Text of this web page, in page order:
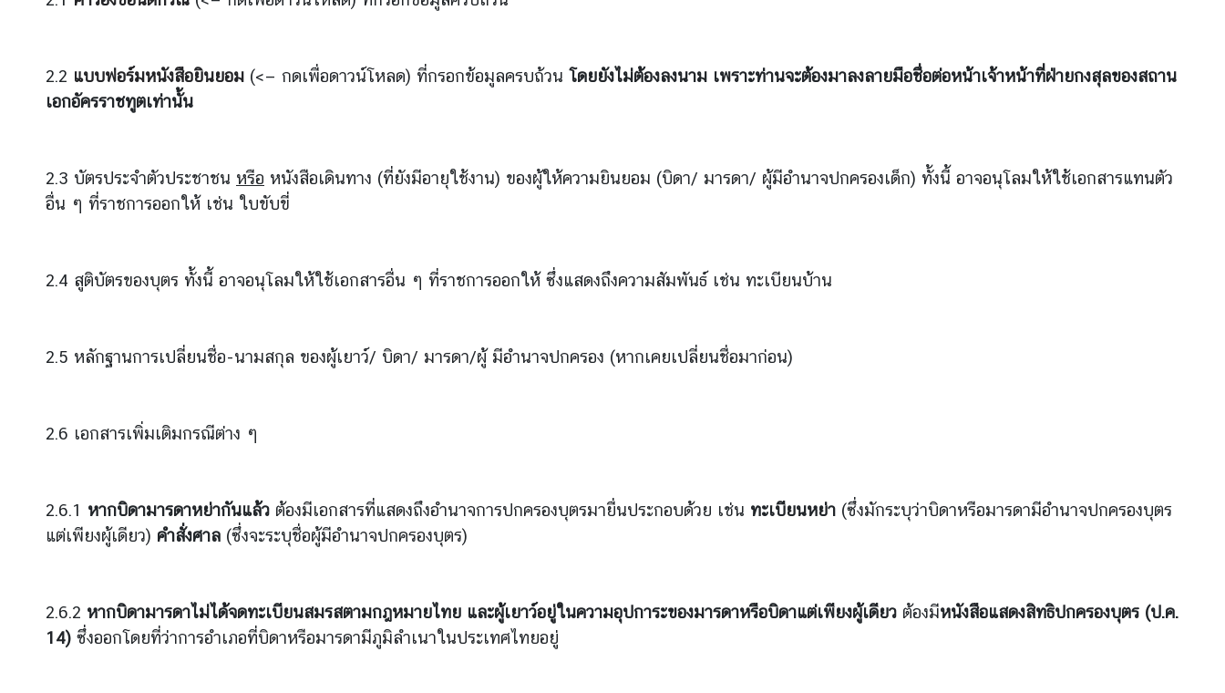
กิ
จ
ร
ม
สำ
แ
วั
น
ด
ช
ก
า
ล
ง
ท
2.2 แบบฟอร์มหนังสือยินยอม (<— กดเพื่อดาวน์โหลด) ที่กรอกข้อมูลครบถ้วน โดยยังไม่ต้องลงนาม เพราะท่านจะต้องมาลงลายมือชื่อต่อหน้าเจ้าหน้าที่ฝ่ายกงสุลของสถาน
เอกอัครราชทูตเท่านั้น
2.3 บัตรประจำตัวประชาชน หรือ หนังสือเดินทาง (ที่ยังมีอายุใช้งาน) ของผู้ให้ความยินยอม (บิดา/ มารดา/ ผู้มีอำนาจปกครองเด็ก) ทั้งนี้ อาจอนุโลมให้ใช้เอกสารแทนตัว
อื่น ๆ ที่ราชการออกให้ เช่น ใบขับขี่
2.4 สูติบัตรของบุตร ทั้งนี้ อาจอนุโลมให้ใช้เอกสารอื่น ๆ ที่ราชการออกให้ ซึ่งแสดงถึงความสัมพันธ์ เช่น ทะเบียนบ้าน
2.5 หลักฐานการเปลี่ยนชื่อ-นามสกุล ของผู้เยาว์/ บิดา/ มารดา/ผู้ มีอำนาจปกครอง (หากเคยเปลี่ยนชื่อมาก่อน)
2.6 เอกสารเพิ่มเติมกรณีต่าง ๆ
2.6.1 หากบิดามารดาหย่ากันแล้ว ต้องมีเอกสารที่แสดงถึงอำนาจการปกครองบุตรมายื่นประกอบด้วย เช่น ทะเบียนหย่า (ซึ่งมักระบุว่าบิดาหรือมารดามีอำนาจปกครองบุตร
แต่เพียงผู้เดียว) คำสั่งศาล (ซึ่งจะระบุชื่อผู้มีอำนาจปกครองบุตร)
2.6.2 หากบิดามารดาไม่ได้จดทะเบียนสมรสตามกฎหมายไทย และผู้เยาว์อยู่ในความอุปการะของมารดาหรือบิดาแต่เพียงผู้เดียว ต้องมีหนังสือแสดงสิทธิปกครองบุตร (ป.ค.
14) ซึ่งออกโดยที่ว่าการอำเภอที่บิดาหรือมารดามีภูมิลำเนาในประเทศไทยอยู่